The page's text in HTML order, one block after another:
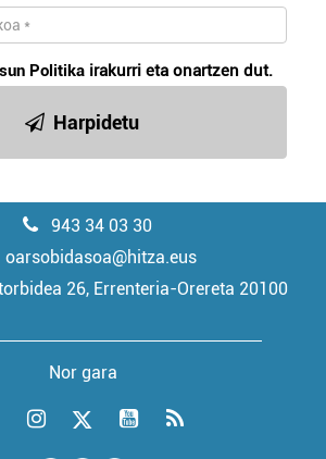
Politika irakurri eta onartzen dut.
Harpidetu
943 34 03 30
oarsobidasoa@hitza.eus
26, Errenteria-Orereta 20100
Nor gara